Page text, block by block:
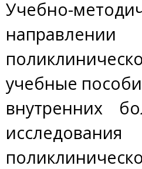
Учебно-
учебные
внутренних